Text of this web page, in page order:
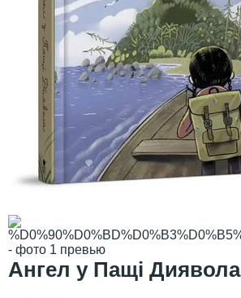
Ангел у Пащі Диявола